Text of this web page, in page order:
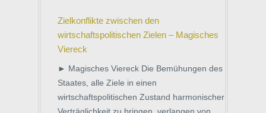
Zielkonflikte zwischen den
wirtschaftspolitischen Zielen – Magisches
Viereck
► Magisches Viereck Die Bemühungen des
Staates, alle Ziele in einen
wirtschaftspolitischen Zustand harmonischer